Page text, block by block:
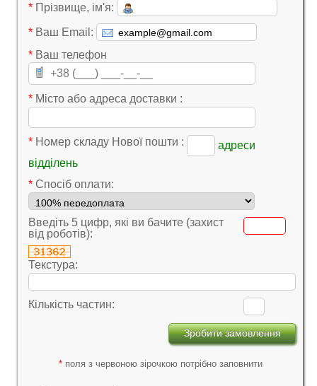
* Прізвище, ім'я:
* Ваш Email:
* Ваш телефон
* Місто або адреса доставки :
* Номер складу Нової пошти :
адреси
відділень
* Cпосіб оплати:
Введіть 5 цифр, які ви бачите (захист
від роботів):
Текстура:
Кількість частин:
* поля з червоною зірочкою потрібно заповнити